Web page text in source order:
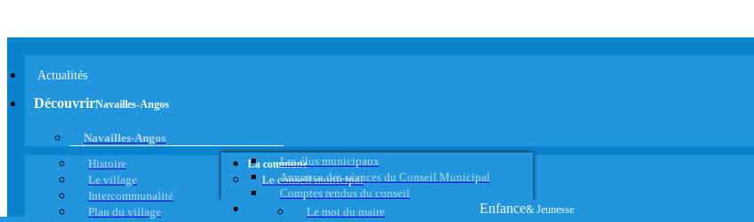
Actualités
DécouvrirNavailles-Angos
Navailles-Angos
Histoire
Le village
Intercommunalité
Plan du village
La commune
Le conseil municipal
Les élus municipaux
Annonce des séances du Conseil Municipal
Comptes rendus du conseil
Le mot du maire
Enfance& Jeunesse